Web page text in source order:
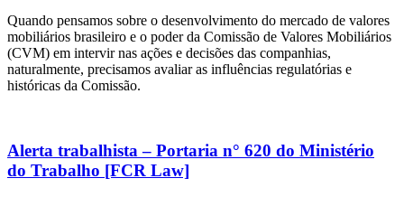
Quando pensamos sobre o desenvolvimento do mercado de valores
mobiliários brasileiro e o poder da Comissão de Valores Mobiliários
(CVM) em intervir nas ações e decisões das companhias,
naturalmente, precisamos avaliar as influências regulatórias e
históricas da Comissão.
Alerta trabalhista – Portaria n° 620 do Ministério
do Trabalho [FCR Law]